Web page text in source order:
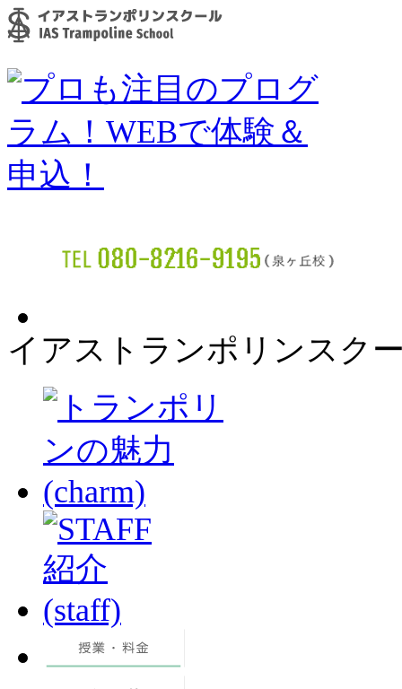
イアストランポリンスク